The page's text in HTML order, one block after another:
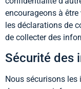
encourageons à
les déclarations de
de collecter des
Sécurité des
Nous sécurisons